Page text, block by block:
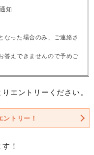
知
なった場合のみ、ご連絡さ
答えできませんので予めご
エントリーください。
トリー！
！